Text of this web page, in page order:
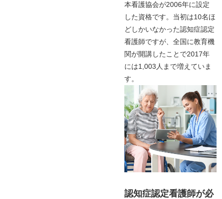
本看護協会が2006年に設定
した資格です。当初は10名ほ
どしかいなかった認知症認定
看護師ですが、全国に教育機
関が開講したことで2017年
には1,003人まで増えていま
す。
認知症認定看護師が必